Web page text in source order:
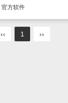
官方软件
‹‹ 1 ››